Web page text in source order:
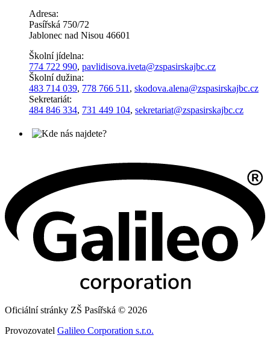
Adresa:
Pasířská 750/72
Jablonec nad Nisou 46601
Školní jídelna:
774 722 990, pavlidisova.iveta@zspasirskajbc.cz
Školní dužina:
483 714 039, 778 766 511, skodova.alena@zspasirskajbc.cz
Sekretariát:
484 846 334, 731 449 104, sekretariat@zspasirskajbc.cz
Oficiální stránky ZŠ Pasířská © 2026
Provozovatel Galileo Corporation s.r.o.